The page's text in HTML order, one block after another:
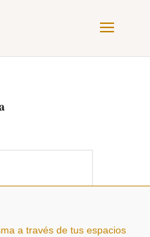
a través de tus espacios